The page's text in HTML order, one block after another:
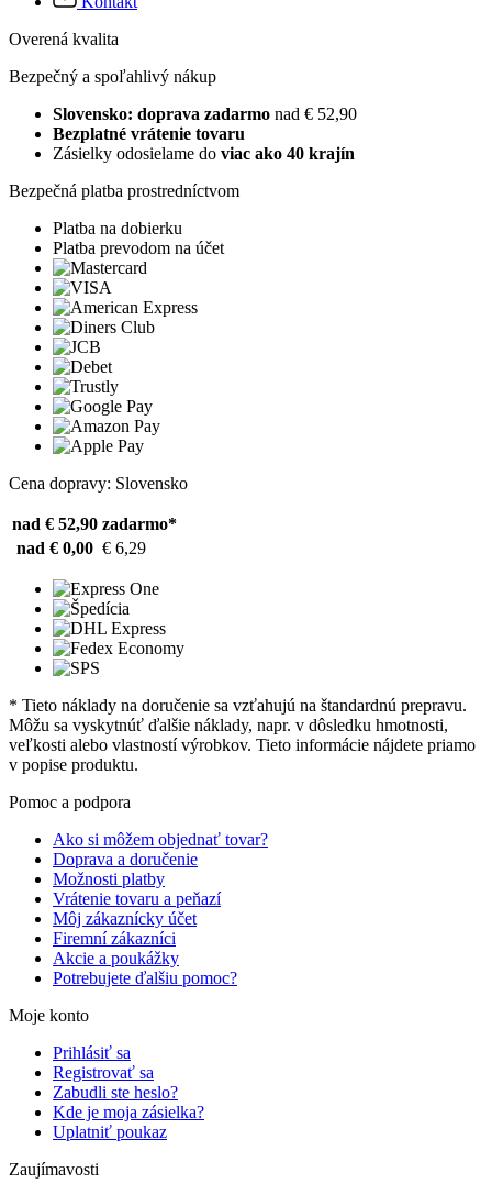
Overená kvalita
Bezpečný a spoľahlivý nákup
Slovensko: doprava zadarmo nad € 52,90
Bezplatné vrátenie tovaru
Zásielky odosielame do viac ako 40 krajín
Bezpečná platba prostredníctvom
Platba na dobierku
Platba prevodom na účet
Cena dopravy: Slovensko
nad € 52,90 zadarmo*
nad € 0,00 € 6,29
* Tieto náklady na doručenie sa vzťahujú na štandardnú prepravu.
Môžu sa vyskytnúť ďalšie náklady, napr. v dôsledku hmotnosti,
veľkosti alebo vlastností výrobkov. Tieto informácie nájdete priamo
v popise produktu.
Pomoc a podpora
Ako si môžem objednať tovar?
Doprava a doručenie
Možnosti platby
Vrátenie tovaru a peňazí
Môj zákaznícky účet
Firemní zákazníci
Akcie a poukážky
Potrebujete ďalšiu pomoc?
Moje konto
Prihlásiť sa
Registrovať sa
Zabudli ste heslo?
Kde je moja zásielka?
Uplatniť poukaz
Zaujímavosti